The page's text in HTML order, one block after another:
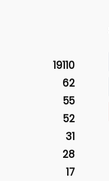
19110
62
55
52
31
28
17